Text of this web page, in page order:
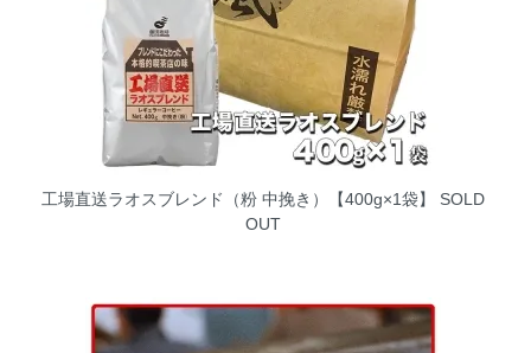
工場直送ラオスブレンド（粉 中挽き）【400g×1袋】
SOLD
OUT